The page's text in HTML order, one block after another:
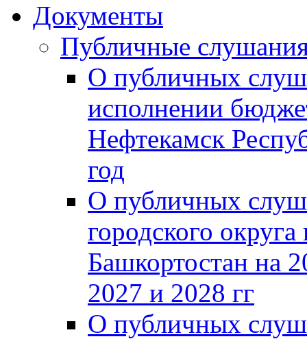
Документы
Публичные
О публичных
исполнении
Нефтекамск
год
О публичных
городского
Башкортостан на
2027 и 2028 гг
О публичных